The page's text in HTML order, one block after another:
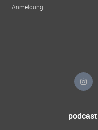
Anmeldung